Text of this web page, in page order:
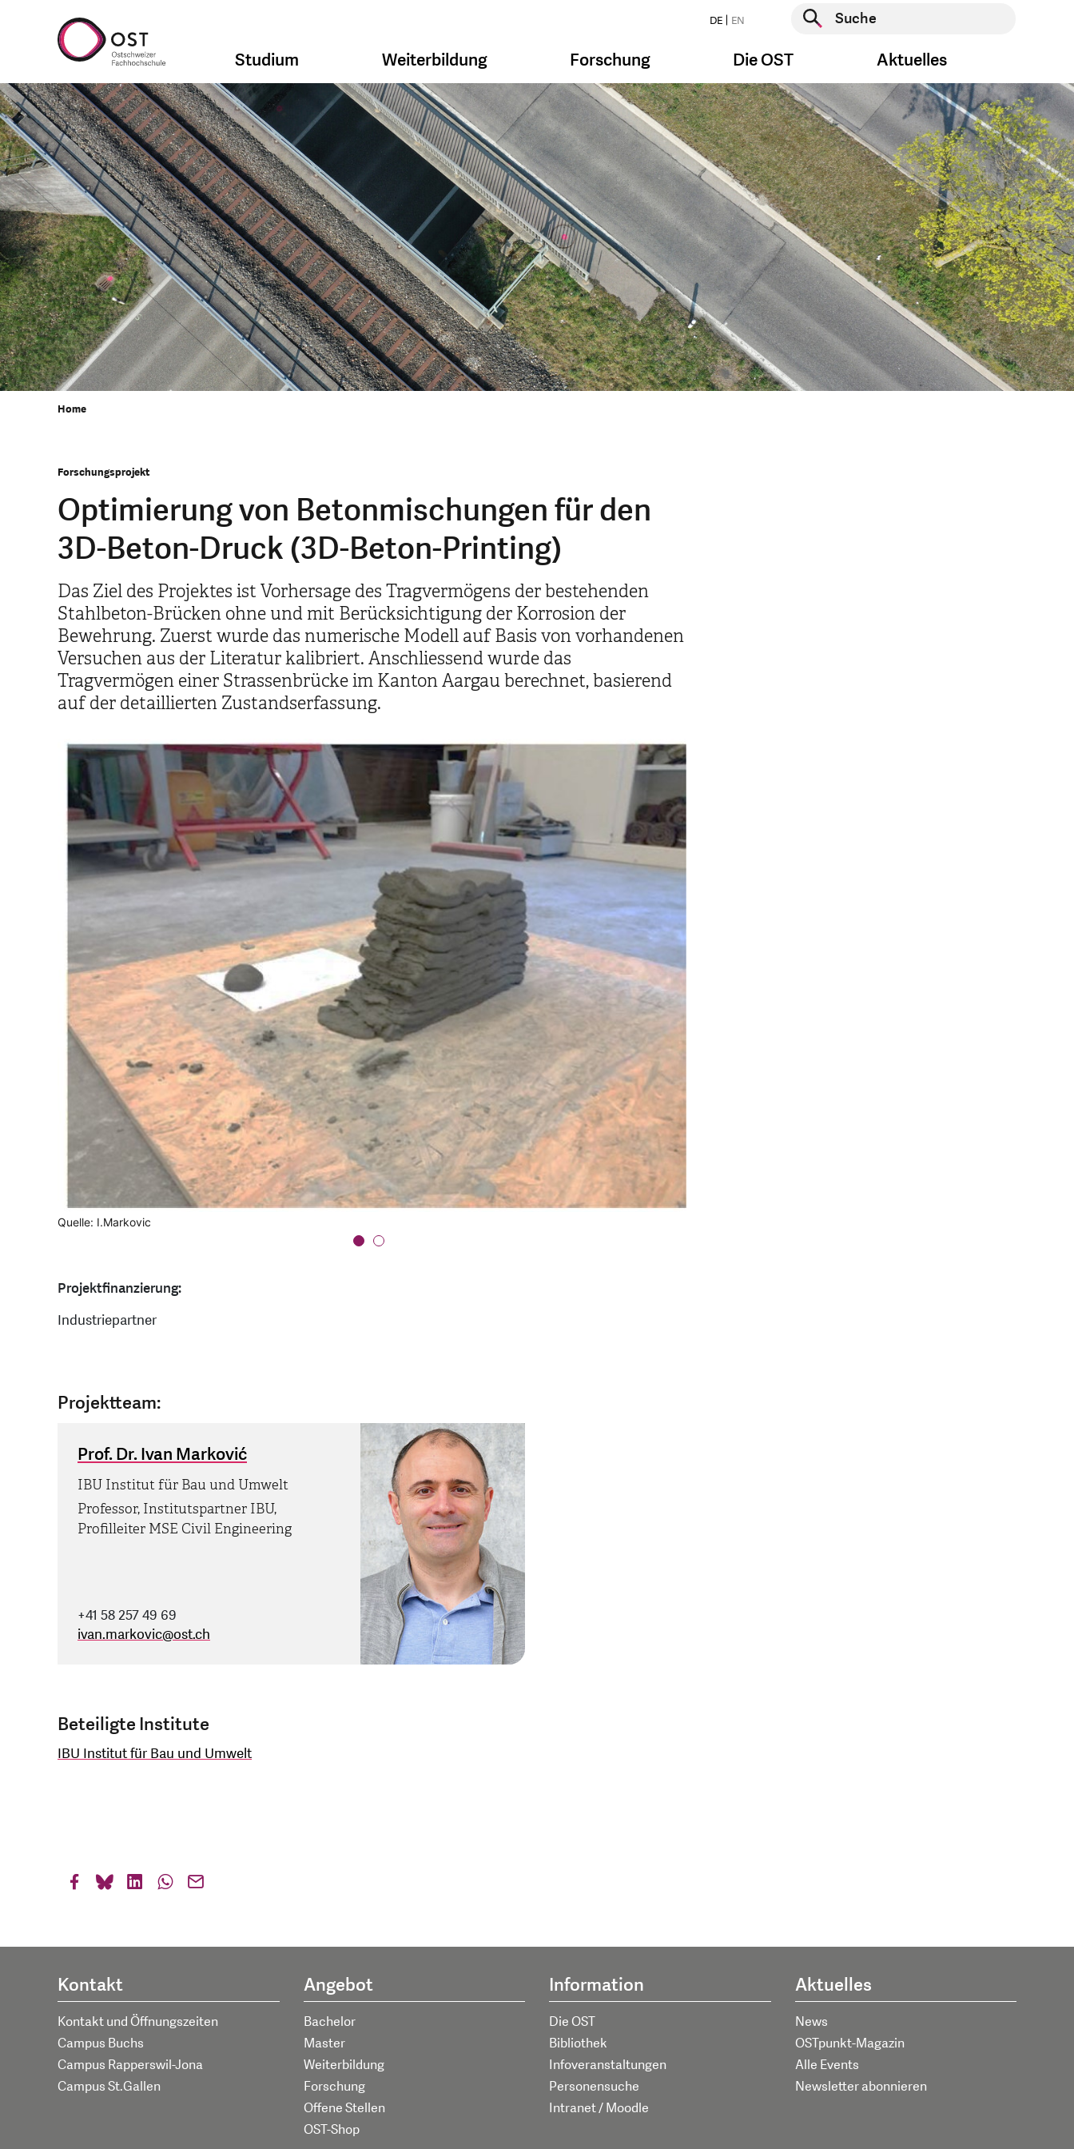
DE EN
Suche starten
Studium Weiterbildung Forschung Die OST Aktuelles
Home
Forschungsprojekt
Optimierung von Betonmischungen für den
3D-Beton-Druck (3D-Beton-Printing)
Das Ziel des Projektes ist Vorhersage des Tragvermögens der bestehenden
Stahlbeton-Brücken ohne und mit Berücksichtigung der Korrosion der
Bewehrung. Zuerst wurde das numerische Modell auf Basis von vorhandenen
Versuchen aus der Literatur kalibriert. Anschliessend wurde das
Tragvermögen einer Strassenbrücke im Kanton Aargau berechnet, basierend
auf der detaillierten Zustandserfassung.
Quelle: I.Markovic
Quelle: I.Markovic
Projektfinanzierung:
Industriepartner
Projektteam:
Prof. Dr. Ivan Marković
IBU Institut für Bau und Umwelt
Professor, Institutspartner IBU,
Profilleiter MSE Civil Engineering
+41 58 257 49 69
ivan.markovic@ost.ch
Beteiligte Institute
IBU Institut für Bau und Umwelt
Kontakt
Kontakt und Öffnungszeiten
Campus Buchs
Campus Rapperswil-Jona
Campus St.Gallen
Angebot
Bachelor
Master
Weiterbildung
Forschung
Offene Stellen
OST-Shop
Information
Die OST
Bibliothek
Infoveranstaltungen
Personensuche
Intranet / Moodle
Aktuelles
News
OSTpunkt-Magazin
Alle Events
Newsletter abonnieren